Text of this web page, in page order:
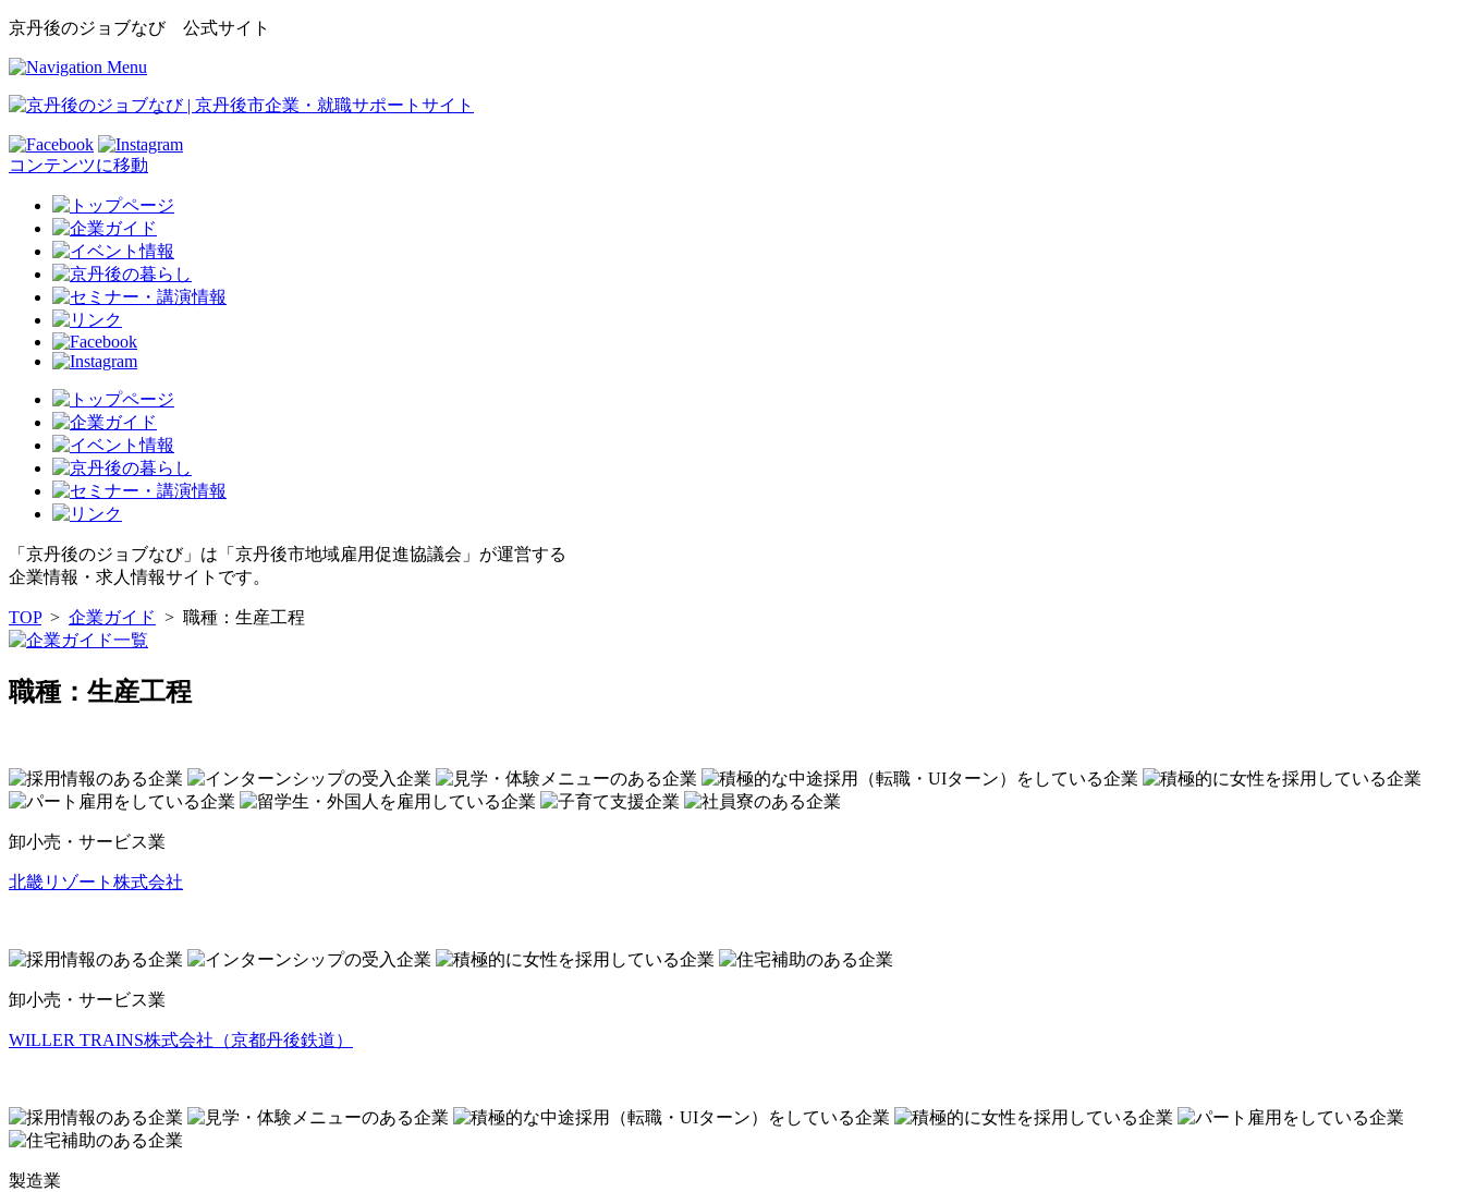
京丹後のジョブなび 公式サイト
コンテンツに移動
「京丹後のジョブなび」は「京丹後市地域雇用促進協議会」が運営する
企業情報・求人情報サイトです。
TOP> 企業ガイド > 職種：生産工程
職種：生産工程
卸小売・サービス業
北畿リゾート株式会社
卸小売・サービス業
WILLER TRAINS株式会社（京都丹後鉄道）
製造業